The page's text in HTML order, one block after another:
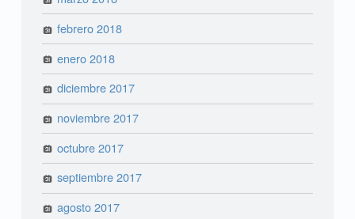
febrero 2018
enero 2018
diciembre 2017
noviembre 2017
octubre 2017
septiembre 2017
agosto 2017